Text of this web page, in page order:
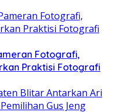
Fotografi,
Praktisi Fotografi